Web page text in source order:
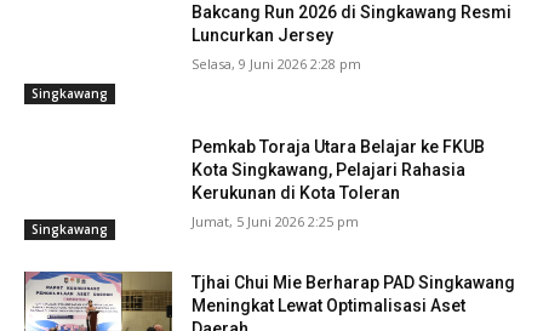
Singkawang
Bakcang Run 2026 di Singkawang Resmi
Luncurkan Jersey
Selasa, 9 Juni 2026 2:28 pm
Singkawang
Pemkab Toraja Utara Belajar ke FKUB
Kota Singkawang, Pelajari Rahasia
Kerukunan di Kota Toleran
Jumat, 5 Juni 2026 2:25 pm
Tjhai Chui Mie Berharap PAD Singkawang
Meningkat Lewat Optimalisasi Aset